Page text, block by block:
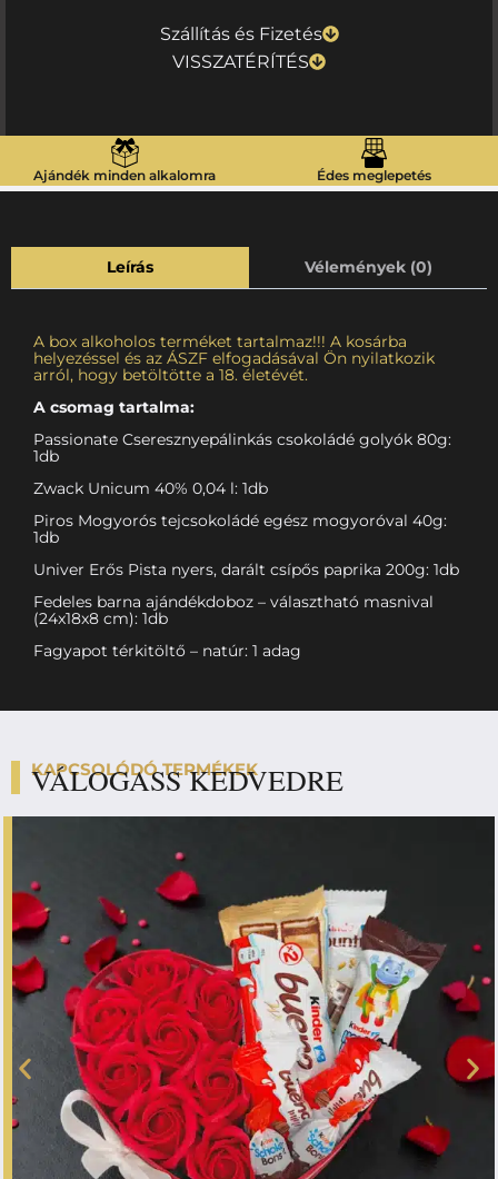
Szállítás és Fizetés
VISSZATÉRÍTÉS
Ajándék minden alkalomra Édes meglepetés
Leírás Vélemények (0)
A box alkoholos terméket tartalmaz!!! A kosárba
helyezéssel és az ÁSZF elfogadásával Ön nyilatkozik
arról, hogy betöltötte a 18. életévét.
A csomag tartalma:
Passionate Cseresznyepálinkás csokoládé golyók 80g:
1db
Zwack Unicum 40% 0,04 l: 1db
Piros Mogyorós tejcsokoládé egész mogyoróval 40g:
1db
Univer Erős Pista nyers, darált csípős paprika 200g: 1db
Fedeles barna ajándékdoboz – választható masnival
(24x18x8 cm): 1db
Fagyapot térkitöltő – natúr: 1 adag
KAPCSOLÓDÓ TERMÉKEK
VÁLOGASS KEDVEDRE